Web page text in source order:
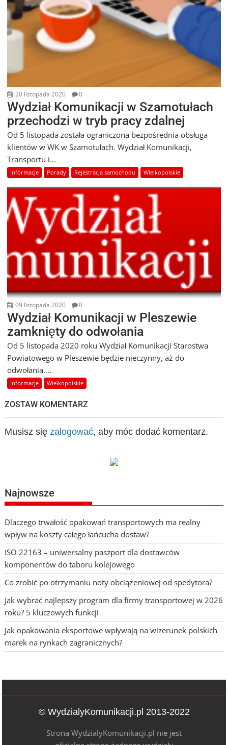
20 listopada 2020 0
Wydział Komunikacji w Szamotułach
przechodzi w tryb pracy zdalnej
Od 5 listopada została ograniczona bezpośrednia obsługa
klientów w WK w Szamotułach. Wydział Komunikacji,
Transportu i...
Informacje Porady Rejestracja samochodu Wielkopolskie
09 listopada 2020 0
Wydział Komunikacji w Pleszewie
zamknięty do odwołania
Od 5 listopada 2020 roku Wydział Komunikacji Starostwa
Powiatowego w Pleszewie będzie nieczynny, aż do
odwołania....
Informacje Wielkopolskie
ZOSTAW KOMENTARZ
Musisz sięzalogować, aby móc dodać komentarz.
Najnowsze
Dlaczego trwałość opakowań transportowych ma realny
wpływ na koszty całego łańcucha dostaw?
ISO 22163 – uniwersalny paszport dla dostawców
komponentów do taboru kolejowego
Co zrobić po otrzymaniu noty obciążeniowej od spedytora?
Jak wybrać najlepszy program dla firmy transportowej w 2026
roku? 5 kluczowych funkcji
Jak opakowania eksportowe wpływają na wizerunek polskich
marek na rynkach zagranicznych?
© WydzialyKomunikacji.pl 2013-2022
Strona WydzialyKomunikacji.pl nie jest